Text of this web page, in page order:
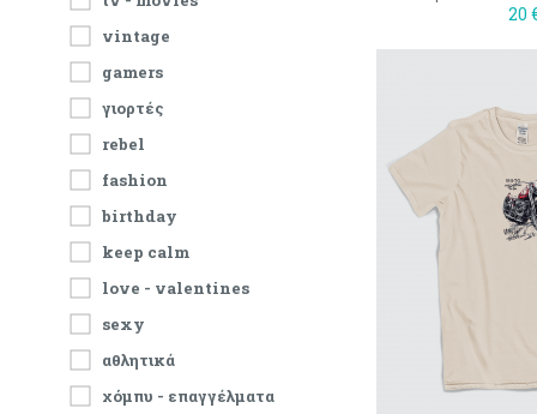
vintage
gamers
γιορτές
rebel
fashion
birthday
keep calm
love - valentines
sexy
αθλητικά
χόμπυ - επαγγέλματα
20